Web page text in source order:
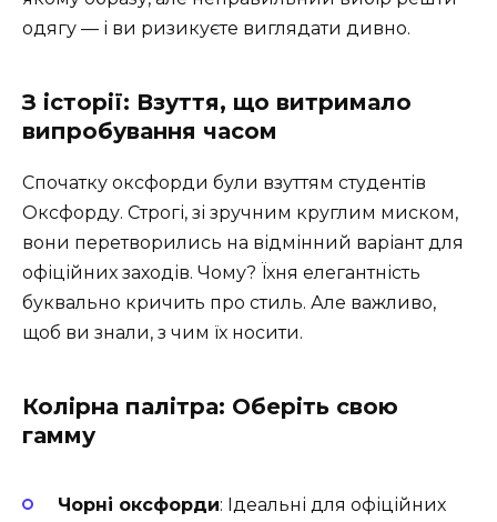
одягу — і ви ризикуєте виглядати дивно.
З історії: Взуття, що витримало
випробування часом
Спочатку оксфорди були взуттям студентів
Оксфорду. Строгі, зі зручним круглим миском,
вони перетворились на відмінний варіант для
офіційних заходів. Чому? Їхня елегантність
буквально кричить про стиль. Але важливо,
щоб ви знали, з чим їх носити.
Колірна палітра: Оберіть свою
гамму
Чорні оксфорди: Ідеальні для офіційних